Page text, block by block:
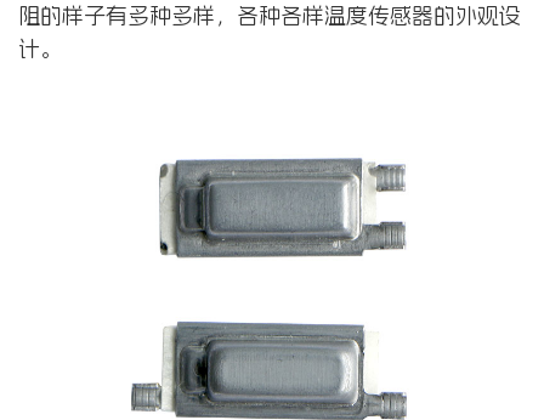
阻的样子有多种多样，各种各样温度传感器的外观设
计。